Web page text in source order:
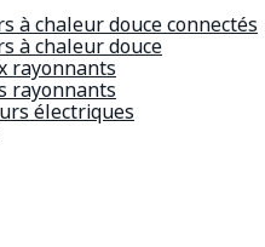
à chaleur douce connectés
à chaleur douce
rayonnants
rayonnants
électriques